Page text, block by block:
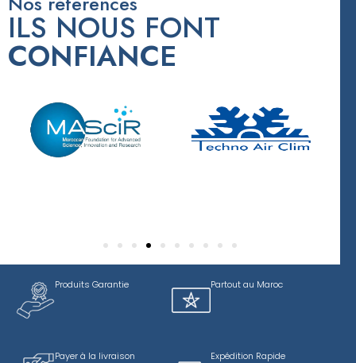
ILS NOUS FONT
CONFIANCE
Produits Garantie Partout au Maroc
Payer à la livraison Expédition Rapide